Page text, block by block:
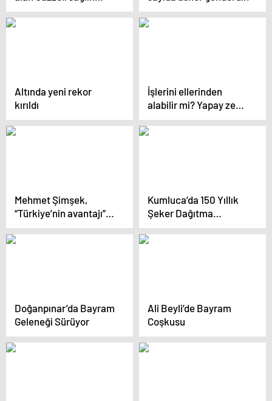
görevlisinin son
sözleri: ‘Affet beni
Altında yeni rekor
kırıldı
İşlerini ellerinden
alabilir mi? Yapay zeka,
hakemlerin korkulu
rüyası oldu
Mehmet Şimşek,
“Türkiye’nin avantajı”
diyerek duyurdu
Kumluca’da 150 Yıllık
Şeker Dağıtma
Geleneği
Doğanpınar’da Bayram
Geleneği Sürüyor
Ali Beyli’de Bayram
Coşkusu